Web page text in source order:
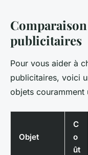
publicitaires
Pour vous aider à
publicitaires, voici
objets couramment
Objet
C
o
ût